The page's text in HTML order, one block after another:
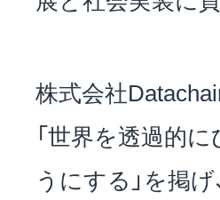
株式会社
「世界を透過的
うにする」を掲